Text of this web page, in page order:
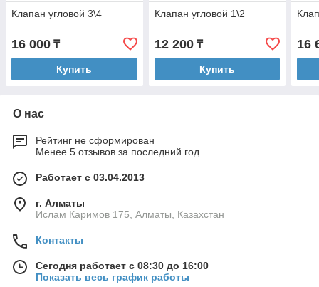
Клапан угловой 3\4
16 000 ₸
Купить
Клапан угловой 1\2
12 200₸
Купить
16
О нас
Рейтинг не сформирован
Менее 5 отзывов за последний год
Работает с 03.04.2013
г. Алматы
Ислам Каримов 175, Алматы, Казахстан
Контакты
Сегодня работает с 08:30 до 16:00
Показать весь график работы